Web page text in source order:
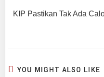
KIP Pastikan Tak Ada
YOU MIGHT ALSO LIKE